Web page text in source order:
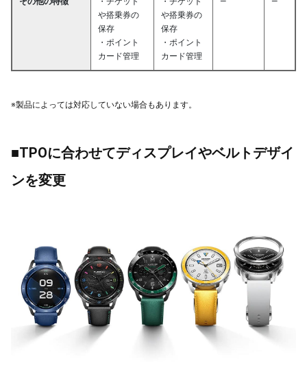
や搭乗券の
保存
・ポイント
カード管理
や搭乗券の
保存
・ポイント
カード管理
※製品によっては対応していない場合もあります。
■TPOに合わせてディスプレイやベルトデザイ
ンを変更